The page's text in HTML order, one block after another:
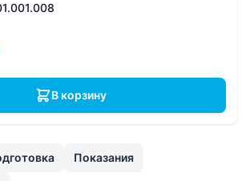
Показания
В корзину